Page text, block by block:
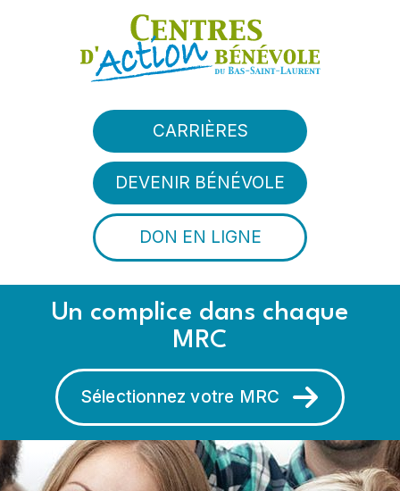
Aller au contenu principal
CARRIÈRES
DEVENIR BÉNÉVOLE
DON EN LIGNE
Un complice dans chaque
MRC
Sélectionnez votre MRC